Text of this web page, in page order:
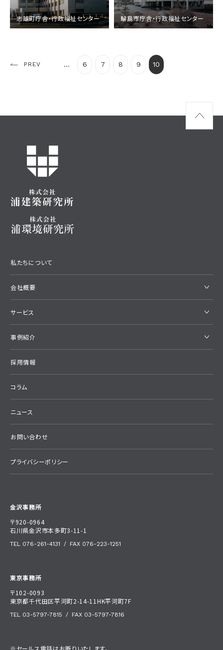
志雄町庁舎・行政福祉センター
竣工 1983年 1月
分類 庁舎
規模
鉄筋コンクリート造 地上3階
輪島市庁舎・行政福祉センター
竣工 1972年 1月
分類 庁舎
規模
鉄筋コンクリート造 地上5階
PREV ... 6 7 8 9 10
金沢事務所
〒920-0964
石川県金沢市本多町3-11-1
TEL 076-261-4131 / FAX 076-223-1251
東京事務所
〒102-0093
東京都千代田区平河町2-14-11HK平河町7F
TEL 03-5797-7815 / FAX 03-5797-7816
※セールス電話はお断りいたします。
私たちについて
会社概要
サービス
事例紹介
採用情報
コラム
ニュース
お問い合わせ
プライバシーポリシー